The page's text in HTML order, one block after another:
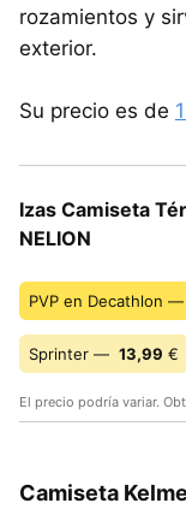
rozamientos y
exterior.
Su precio es de
Izas Camiseta
NELION
PVP en Decathlon —
Sprinter — 13,99 €
El precio podría variar.
Camiseta Kelme